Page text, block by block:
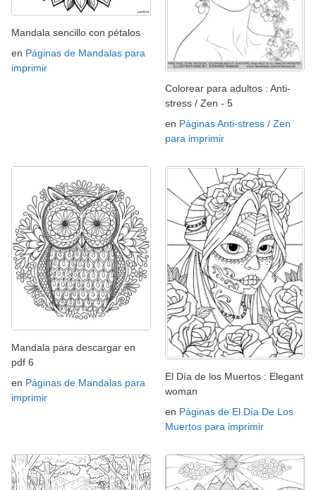
Mandala sencillo con pétalos
en Páginas de Mandalas para
imprimir
Colorear para adultos : Anti-
stress / Zen - 5
en Páginas Anti-stress / Zen
para imprimir
Mandala para descargar en
pdf 6
en Páginas de Mandalas para
imprimir
El Día de los Muertos : Elegant
woman
en Páginas de El Día De Los
Muertos para imprimir